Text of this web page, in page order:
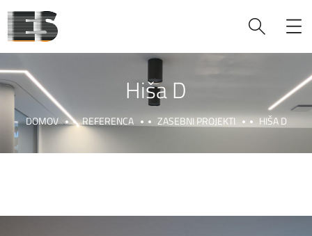
Hiša D
DOMOV REFERENCA ZASEBNI PROJEKTI HIŠA D